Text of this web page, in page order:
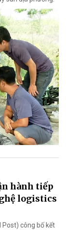
hành tiếp
logistics
Post) công bố kết